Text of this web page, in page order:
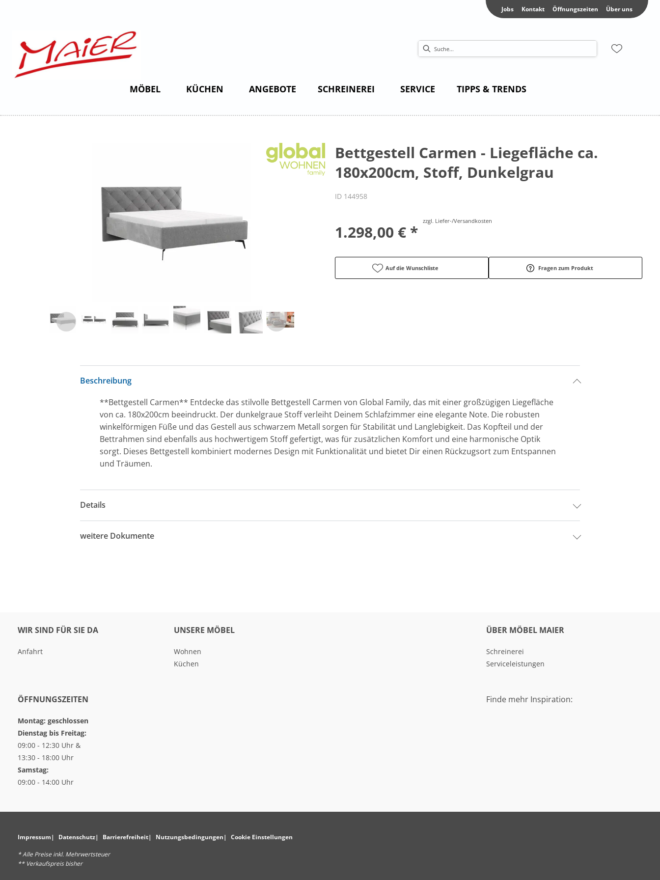
Jobs Kontakt Öffnungszeiten Über uns
MÖBEL KÜCHEN ANGEBOTE SCHREINEREI SERVICE TIPPS & TRENDS
Bettgestell Carmen - Liegefläche ca.
180x200cm, Stoff, Dunkelgrau
ID 144958
1.298,00 € *
zzgl. Liefer-/Versandkosten
Auf die Wunschliste Fragen zum Produkt
Beschreibung
**Bettgestell Carmen** Entdecke das stilvolle Bettgestell Carmen von Global Family, das mit einer großzügigen Liegefläche
von ca. 180x200cm beeindruckt. Der dunkelgraue Stoff verleiht Deinem Schlafzimmer eine elegante Note. Die robusten
winkelförmigen Füße und das Gestell aus schwarzem Metall sorgen für Stabilität und Langlebigkeit. Das Kopfteil und der
Bettrahmen sind ebenfalls aus hochwertigem Stoff gefertigt, was für zusätzlichen Komfort und eine harmonische Optik
sorgt. Dieses Bettgestell kombiniert modernes Design mit Funktionalität und bietet Dir einen Rückzugsort zum Entspannen
und Träumen.
Details
weitere Dokumente
WIR SIND FÜR SIE DA
Anfahrt
UNSERE MÖBEL
Wohnen
Küchen
ÜBER MÖBEL MAIER
Schreinerei
Serviceleistungen
ÖFFNUNGSZEITEN
Montag: geschlossen
Dienstag bis Freitag:
09:00 - 12:30 Uhr &
13:30 - 18:00 Uhr
Samstag:
09:00 - 14:00 Uhr
Finde mehr Inspiration:
Impressum Datenschutz Barrierefreiheit Nutzungsbedingungen Cookie Einstellungen
* Alle Preise inkl. Mehrwertsteuer
** Verkaufspreis bisher